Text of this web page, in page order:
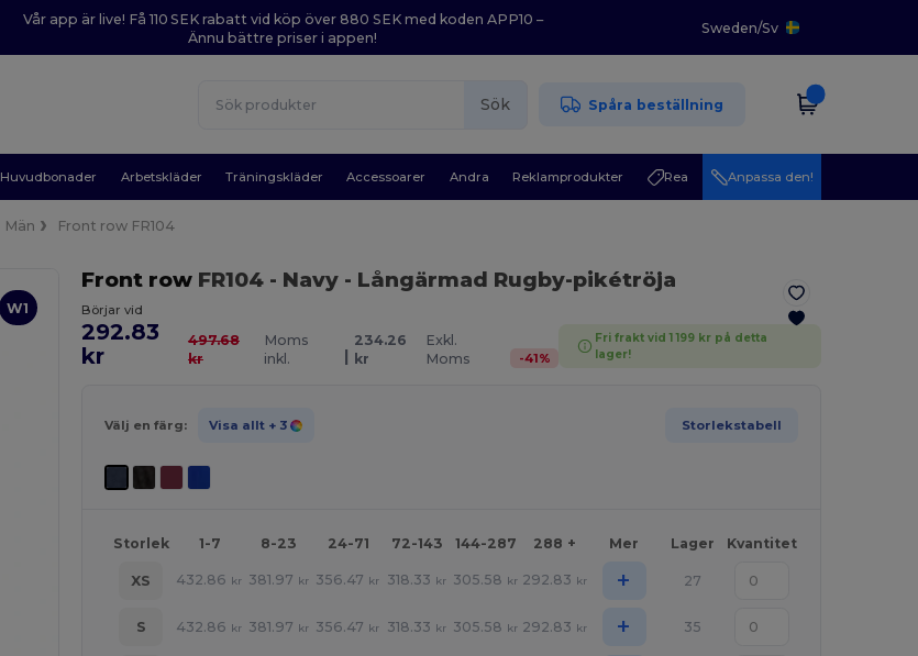
Vår app är live! Få 110 SEK rabatt vid köp över 880 SEK med koden APP10 –
Ännu bättre priser i appen!
Sweden/Sv
Sök Spåra beställning
Huvudbonader Arbetskläder Träningskläder Accessoarer Andra Reklamprodukter Rea Anpassa den!
Män Front row FR104
W1
Front rowFR104 - Navy- Långärmad Rugby-pikétröja
Börjar vid
292.83
kr
497.68
kr
Moms
inkl.
|
234.26
kr
Exkl.
Moms
-41%
Fri frakt vid 1 199 kr på detta
lager!
Välj en färg: Visa allt + 3 Storlekstabell
Storlek 1-7 8-23 24-71 72-143 144-287 288 + Mer Lager Kvantitet
XS 432.86 kr 381.97 kr 356.47 kr 318.33 kr 305.58 kr 292.83 kr + 27
S 432.86 kr 381.97 kr 356.47 kr 318.33 kr 305.58 kr 292.83 kr + 35